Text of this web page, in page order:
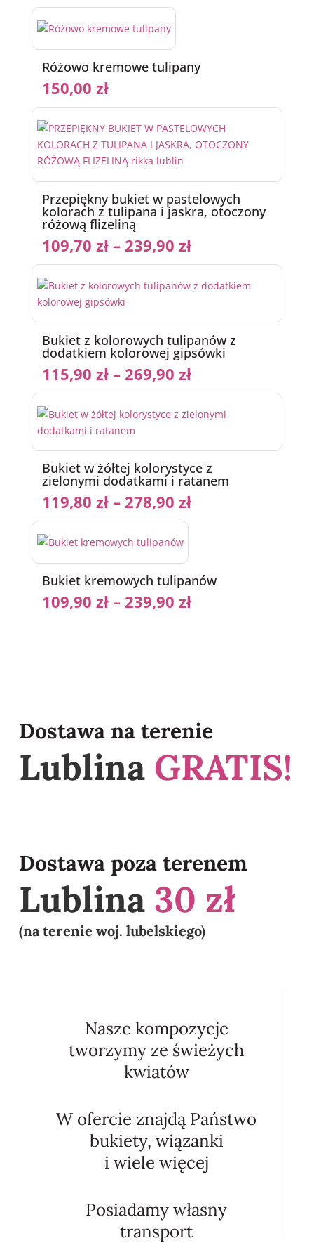
Różowo kremowe tulipany
150,00 zł
Przepiękny bukiet w pastelowych
kolorach z tulipana i jaskra, otoczony
różową flizeliną
109,70 zł– 239,90 zł
Bukiet z kolorowych tulipanów z
dodatkiem kolorowej gipsówki
115,90 zł– 269,90 zł
Bukiet w żółtej kolorystyce z
zielonymi dodatkami i ratanem
119,80 zł– 278,90 zł
Bukiet kremowych tulipanów
109,90 zł– 239,90 zł
Dostawa na terenie
Lublina GRATIS!
Dostawa poza terenem
Lublina 30 zł
(na terenie woj. lubelskiego)
Nasze kompozycje
tworzymy ze świeżych
kwiatów
W ofercie znajdą Państwo
bukiety, wiązanki
i wiele więcej
Posiadamy własny
transport